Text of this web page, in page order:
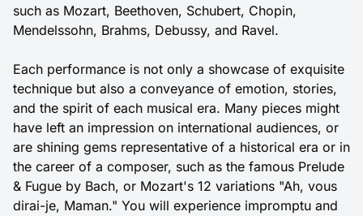
such as Mozart, Beethoven, Schubert, Chopin,
Mendelssohn, Brahms, Debussy, and Ravel.
Each performance is not only a showcase of exquisite
technique but also a conveyance of emotion, stories,
and the spirit of each musical era. Many pieces might
have left an impression on international audiences, or
are shining gems representative of a historical era or in
the career of a composer, such as the famous Prelude
& Fugue by Bach, or Mozart's 12 variations "Ah, vous
dirai-je, Maman." You will experience impromptu and